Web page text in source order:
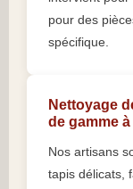
pour des
spécifique.
Nettoyage
de gamme
Nos artisans
tapis délicats,